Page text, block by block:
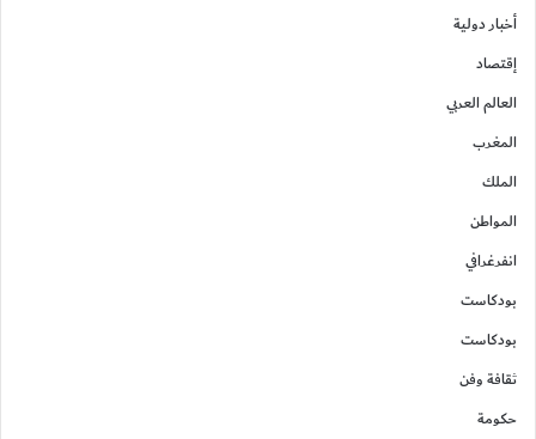
أخبار دولية
إقتصاد
العالم العربي
المغرب
الملك
المواطن
انفرغرافي
بودكاست
بودكاست
ثقافة وفن
حكومة